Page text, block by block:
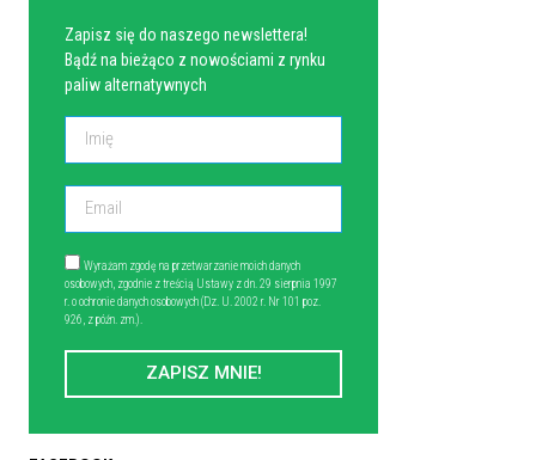
Zapisz się do naszego newslettera!
Bądź na bieżąco z nowościami z rynku
paliw alternatywnych
Wyrażam zgodę na przetwarzanie moich danych
osobowych, zgodnie z treścią Ustawy z dn. 29 sierpnia 1997
r. o ochronie danych osobowych (Dz. U. 2002 r. Nr 101 poz.
926, z późn. zm.).
ZAPISZ MNIE!